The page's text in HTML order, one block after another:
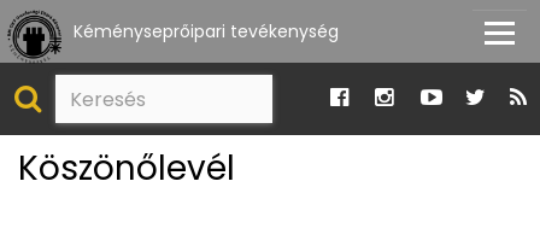
Kéményseprőipari tevékenység
Köszönőlevél